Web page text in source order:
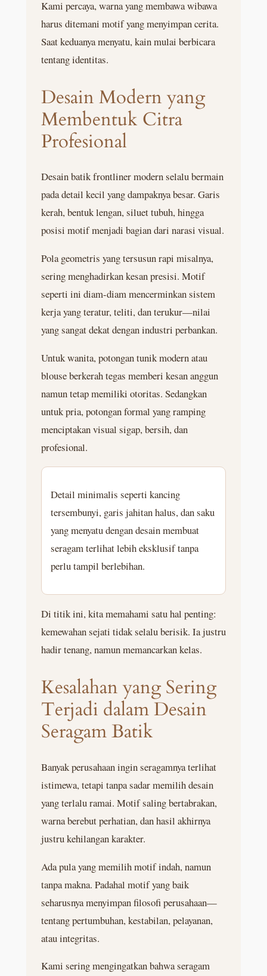
Kami percaya, warna yang membawa wibawa
harus ditemani motif yang menyimpan cerita.
Saat keduanya menyatu, kain mulai berbicara
tentang identitas.
Desain Modern yang
Membentuk Citra
Profesional
Desain batik frontliner modern selalu bermain
pada detail kecil yang dampaknya besar. Garis
kerah, bentuk lengan, siluet tubuh, hingga
posisi motif menjadi bagian dari narasi visual.
Pola geometris yang tersusun rapi misalnya,
sering menghadirkan kesan presisi. Motif
seperti ini diam-diam mencerminkan sistem
kerja yang teratur, teliti, dan terukur—nilai
yang sangat dekat dengan industri perbankan.
Untuk wanita, potongan tunik modern atau
blouse berkerah tegas memberi kesan anggun
namun tetap memiliki otoritas. Sedangkan
untuk pria, potongan formal yang ramping
menciptakan visual sigap, bersih, dan
profesional.
Detail minimalis seperti kancing
tersembunyi, garis jahitan halus, dan saku
yang menyatu dengan desain membuat
seragam terlihat lebih eksklusif tanpa
perlu tampil berlebihan.
Di titik ini, kita memahami satu hal penting:
kemewahan sejati tidak selalu berisik. Ia justru
hadir tenang, namun memancarkan kelas.
Kesalahan yang Sering
Terjadi dalam Desain
Seragam Batik
Banyak perusahaan ingin seragamnya terlihat
istimewa, tetapi tanpa sadar memilih desain
yang terlalu ramai. Motif saling bertabrakan,
warna berebut perhatian, dan hasil akhirnya
justru kehilangan karakter.
Ada pula yang memilih motif indah, namun
tanpa makna. Padahal motif yang baik
seharusnya menyimpan filosofi perusahaan—
tentang pertumbuhan, kestabilan, pelayanan,
atau integritas.
Kami sering mengingatkan bahwa seragam